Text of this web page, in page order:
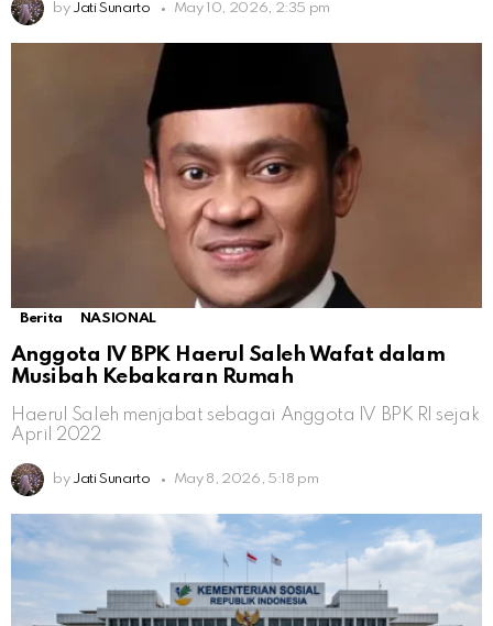
by Jati Sunarto May 10, 2026, 2:35 pm
Berita NASIONAL
Anggota IV BPK Haerul Saleh Wafat dalam
Musibah Kebakaran Rumah
Haerul Saleh menjabat sebagai Anggota IV BPK RI sejak
April 2022
by Jati Sunarto May 8, 2026, 5:18 pm